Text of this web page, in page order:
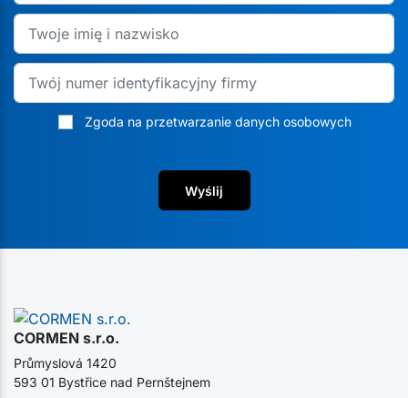
Zgoda na przetwarzanie danych osobowych
Wyślij
CORMEN s.r.o.
Průmyslová 1420
593 01 Bystřice nad Pernštejnem